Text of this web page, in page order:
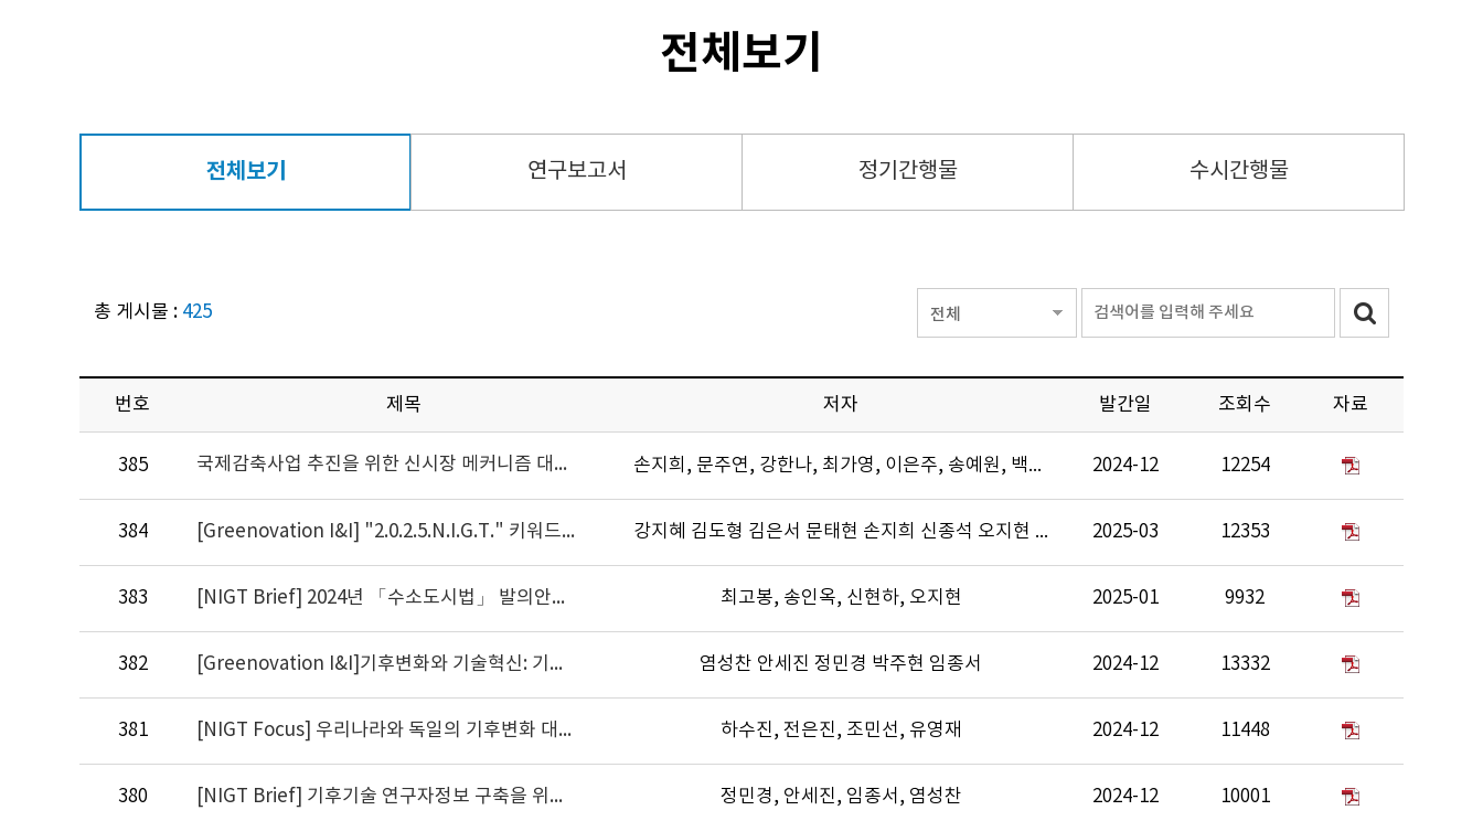
전체보기
전체보기 연구보고서 정기간행물 수시간행물
총 게시물 : 425 전체
번호 제목 저자 발간일 조회수 자료
385 국제감축사업 추진을 위한 신시장 메커니즘 대응방안 연구 손지희, 문주연, 강한나, 최가영, 이은주, 송예원, 백용준, 이하경, 윤소현 2024-12 12254
384 [Greenovation I&I] "2.0.2.5.N.I.G.T." 키워드로 바라보는 올해 전망 강지혜 김도형 김은서 문태현 손지희 신종석 오지현 윤소현 이은주 최가영 하수진 2025-03 12353
383 [NIGT Brief] 2024년 「수소도시법」 발의안의 주요 내용과 시사점 최고봉, 송인옥, 신현하, 오지현 2025-01 9932
382 [Greenovation I&I]기후변화와 기술혁신: 기후기술 분류체계가 이끄는 지속가능한 미래 염성찬 안세진 정민경 박주현 임종서 2024-12 13332
381 [NIGT Focus] 우리나라와 독일의 기후변화 대응 R&D 정책 및 프로그램 비교분석: 독일의 에너지 연구 프로그램을 중심으로 하수진, 전은진, 조민선, 유영재 2024-12 11448
380 [NIGT Brief] 기후기술 연구자정보 구축을 위한 논문DB와 ORCID 연계 프로토콜 개발 연구: 수소기술 분야 적용 정민경, 안세진, 임종서, 염성찬 2024-12 10001